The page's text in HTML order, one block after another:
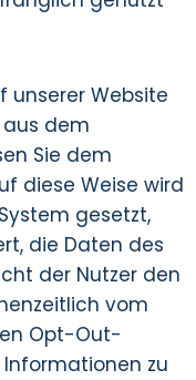
unserer Website
dem
Sie dem
diese Weise wird
gesetzt,
die Daten des
der Nutzer den
vom
Opt-Out-
zu